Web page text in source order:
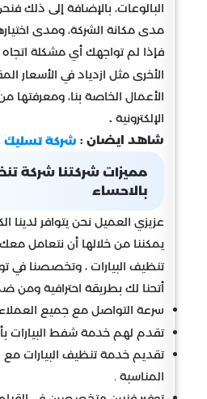
البالوعات، بالإضافة إلى ذلك
مدى مكانة الشركة، ومدى اختيارها
فإذا لم تواجهك أي مشكلة اتجاه
الأخرى مثل ازدياد في الأسعار
الأعمال الخاصة بنا، ومعرفتها
الإلكترونية .
شاهد ايضان : شركة تسليك
مميزات شركتنا شركة
بالاحساء
عزيزي العميل نحن يتوافر لدينا
يمكننا من خلالها أن نتعامل
تنظيف البيارات ، وتخصصنا في
أتحنا لك بطريقة احترافية ومن
سرعة التواصل مع جميع العملاء في
تقدم لهم خدمة شفط البيارات
تقديم خدمة تنظيف البيارات مع
المناسبة .